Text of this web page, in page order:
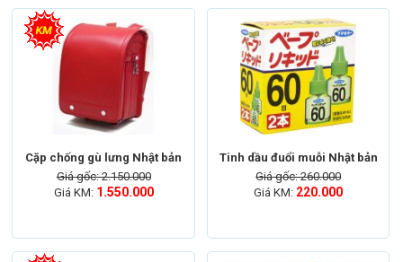
Cặp chống gù lưng Nhật bản
Giá gốc: 2.150.000
Giá KM: 1.550.000
Tinh dầu đuổi muỗi Nhật bản
Giá gốc: 260.000
Giá KM: 220.000